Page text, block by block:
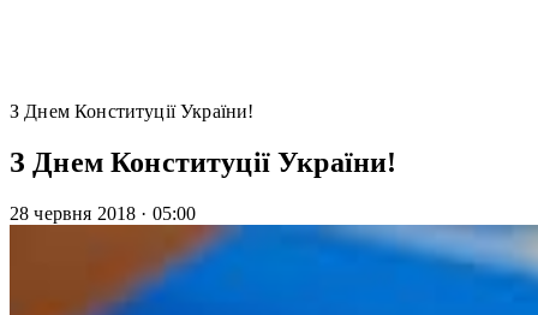
З Днем Конституції України!
З Днем Конституції України!
28 червня 2018 · 05:00